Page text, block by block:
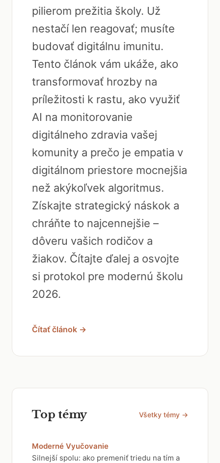
pilierom prežitia školy. Už
nestačí len reagovať; musíte
budovať digitálnu imunitu.
Tento článok vám ukáže, ako
transformovať hrozby na
príležitosti k rastu, ako využiť
AI na monitorovanie
digitálneho zdravia vašej
komunity a prečo je empatia v
digitálnom priestore mocnejšia
než akýkoľvek algoritmus.
Získajte strategický náskok a
chráňte to najcennejšie –
dôveru vašich rodičov a
žiakov. Čítajte ďalej a osvojte
si protokol pre modernú školu
2026.
Čítať článok →
Top témy Všetky témy →
Moderné Vyučovanie
Silnejší spolu: ako premeniť triedu na tím a